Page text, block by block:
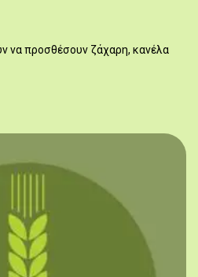
να προσθέσουν ζάχαρη, κανέλα